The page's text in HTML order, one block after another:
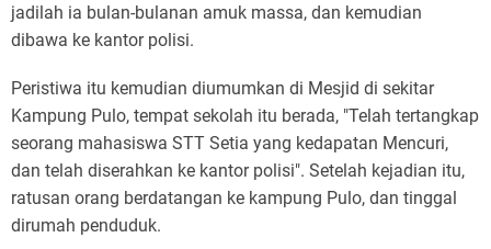
jadilah ia bulan-bulanan amuk massa, dan kemudian
dibawa ke kantor polisi.
Peristiwa itu kemudian diumumkan di Mesjid di sekitar
Kampung Pulo, tempat sekolah itu berada, "Telah tertangkap
seorang mahasiswa STT Setia yang kedapatan Mencuri,
dan telah diserahkan ke kantor polisi". Setelah kejadian itu,
ratusan orang berdatangan ke kampung Pulo, dan tinggal
dirumah penduduk.